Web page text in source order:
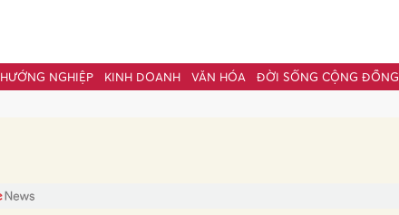
HƯỚNG NGHIỆP KINH DOANH VĂN HÓA ĐỜI SỐNG CỘNG ĐỒNG
Gửi bình luận